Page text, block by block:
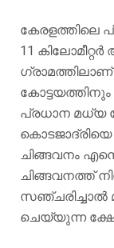
കേരളത്തിലെ
11
കോട്ടയത്തിനും
പ്രധാന മധ്യ
ചിങ്ങവനം
ചിങ്ങവനത്ത്
ചെയ്യുന്ന